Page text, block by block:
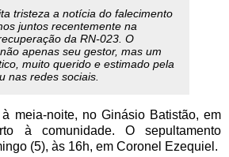
tristeza a notícia do falecimento
juntos recentemente na
da RN-023. O
apenas seu gestor, mas um
muito querido e estimado pela
nas redes sociais.
meia-noite, no Ginásio Batistão, em
à comunidade. O sepultamento
(5), às 16h, em Coronel Ezequiel.